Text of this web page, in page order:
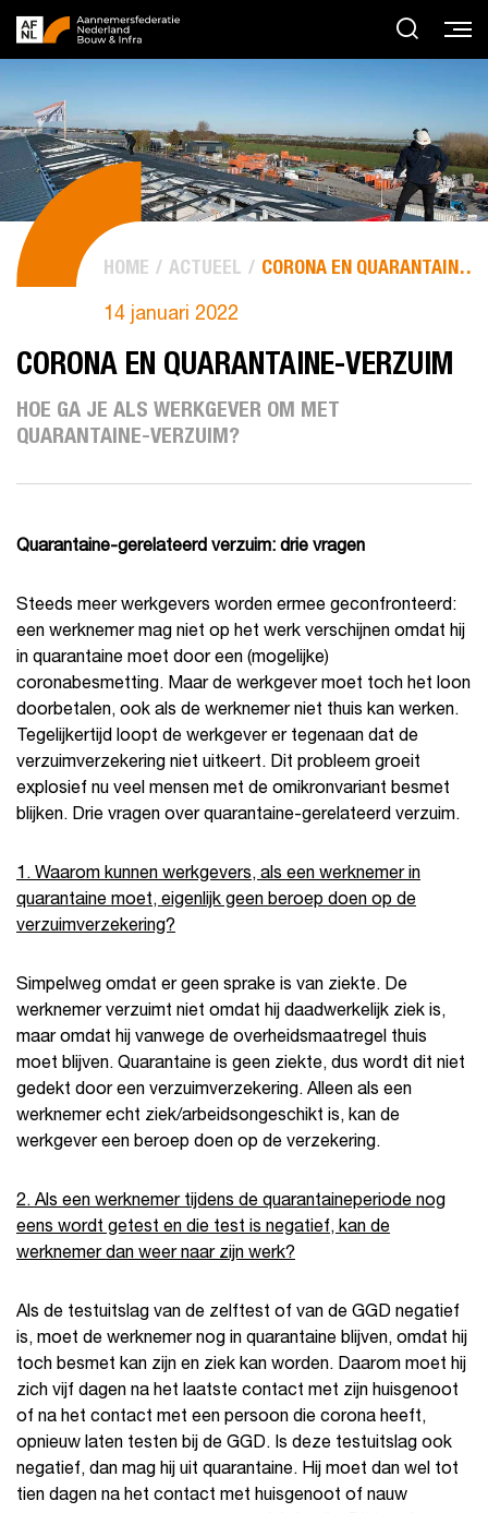
HOME ACTUEEL CORONA EN QUARANTAINE-VERZUIM
14 januari 2022
CORONA EN QUARANTAINE-VERZUIM
HOE GA JE ALS WERKGEVER OM MET
QUARANTAINE-VERZUIM?
Quarantaine-gerelateerd verzuim: drie vragen
Steeds meer werkgevers worden ermee geconfronteerd:
een werknemer mag niet op het werk verschijnen omdat hij
in quarantaine moet door een (mogelijke)
coronabesmetting. Maar de werkgever moet toch het loon
doorbetalen, ook als de werknemer niet thuis kan werken.
Tegelijkertijd loopt de werkgever er tegenaan dat de
verzuimverzekering niet uitkeert. Dit probleem groeit
explosief nu veel mensen met de omikronvariant besmet
blijken. Drie vragen over quarantaine-gerelateerd verzuim.
1. Waarom kunnen werkgevers, als een werknemer in
quarantaine moet, eigenlijk geen beroep doen op de
verzuimverzekering?
Simpelweg omdat er geen sprake is van ziekte. De
werknemer verzuimt niet omdat hij daadwerkelijk ziek is,
maar omdat hij vanwege de overheidsmaatregel thuis
moet blijven. Quarantaine is geen ziekte, dus wordt dit niet
gedekt door een verzuimverzekering. Alleen als een
werknemer echt ziek/arbeidsongeschikt is, kan de
werkgever een beroep doen op de verzekering.
2. Als een werknemer tijdens de quarantaineperiode nog
eens wordt getest en die test is negatief, kan de
werknemer dan weer naar zijn werk?
Als de testuitslag van de zelftest of van de GGD negatief
is, moet de werknemer nog in quarantaine blijven, omdat hij
toch besmet kan zijn en ziek kan worden. Daarom moet hij
zich vijf dagen na het laatste contact met zijn huisgenoot
of na het contact met een persoon die corona heeft,
opnieuw laten testen bij de GGD. Is deze testuitslag ook
negatief, dan mag hij uit quarantaine. Hij moet dan wel tot
tien dagen na het contact met huisgenoot of nauw